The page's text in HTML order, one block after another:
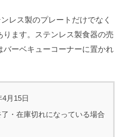
レス製のプレートだけでなく
ます。ステンレス製食器の売
バーベキューコーナーに置かれ
月15日
・在庫切れになっている場合